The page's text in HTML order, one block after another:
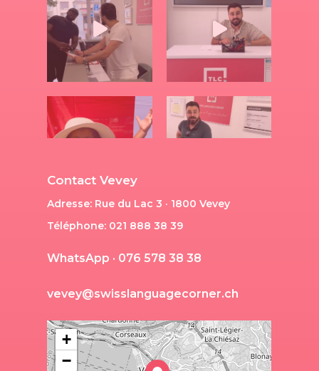
Contact Vevey
Adresse: Rue du Lac 3 · 1800 Vevey
Téléphone: 021 888 38 39
WhatsApp · 076 578 38 38
vevey@swisslanguagecorner.ch
+
−